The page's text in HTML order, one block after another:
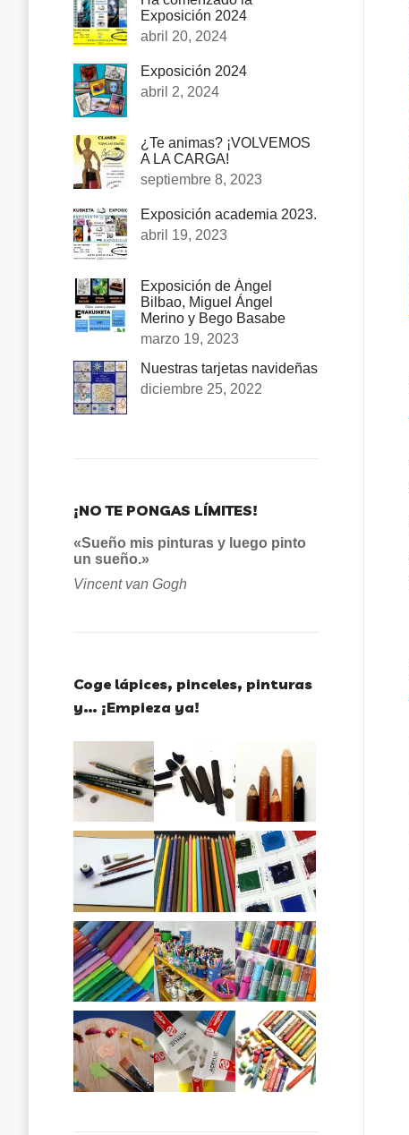
Exposición 2024
abril 20, 2024
Exposición 2024
abril 2, 2024
¿Te animas? ¡VOLVEMOS
A LA CARGA!
septiembre 8, 2023
Exposición academia 2023.
abril 19, 2023
Exposición de Ángel
Bilbao, Miguel Ángel
Merino y Bego Basabe
marzo 19, 2023
Nuestras tarjetas navideñas
diciembre 25, 2022
¡NO TE PONGAS LÍMITES!
«Sueño mis pinturas y luego pinto
un sueño.»
Vincent van Gogh
Coge lápices, pinceles, pinturas
y… ¡Empieza ya!